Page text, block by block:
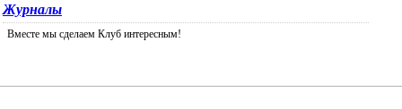
Журналы
Вместе мы сделаем Клуб интересным!